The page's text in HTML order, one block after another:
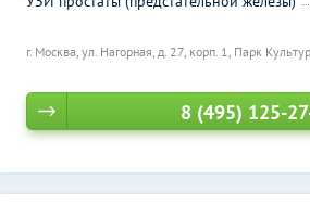
г. Москва, ул. Нагорная, д. 27, корп. 1, Парк
8 (495) 125-